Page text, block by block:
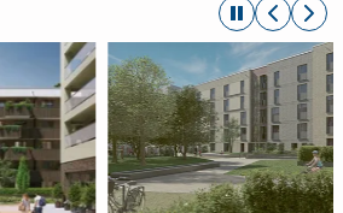
automatische